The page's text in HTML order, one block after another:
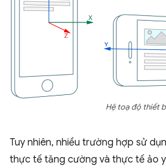
Hệ toạ độ thiết
Tuy nhiên, nhiều trường hợp sử
thực tế tăng cường và thực tế ảo